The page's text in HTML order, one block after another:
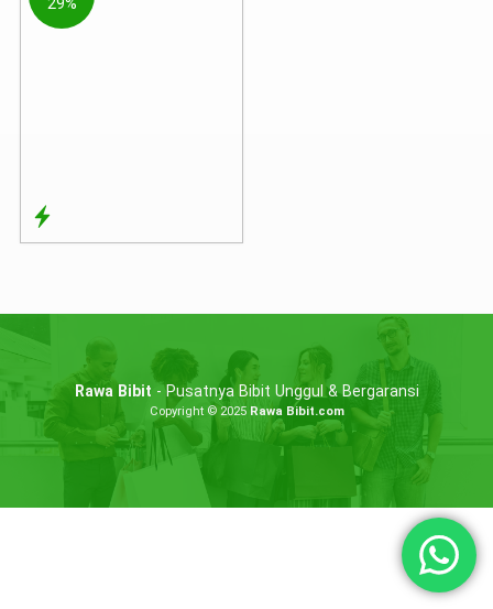
Rawa Bibit - Pusatnya Bibit Unggul & Bergaransi
Copyright © 2025 Rawa Bibit.com